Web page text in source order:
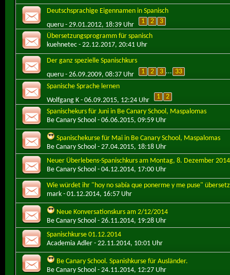
Deutschsprachige Eigennamen in Spanisch
queru - 29.01.2012, 18:39 Uhr 1 2
3
Übersetzungsprogramm für spanisch
kuehnetec - 22.12.2017, 20:41 Uhr
Der ganz spezielle Spanischkurs
queru - 26.09.2009, 08:37 Uhr 1 2 3 ... 33
Spanische Sprache lernen
Wolfgang K - 06.09.2015, 12:24 Uhr 1
2
Spanischekurs für Juni in Be Canary School, Maspalomas
Be Canary School - 06.06.2015, 09:59 Uhr
Spanischekurse für Mai in Be Canary School, Maspalomas
Be Canary School - 27.04.2015, 18:18 Uhr
Neuer Überlebens-Spanischkurs am Montag, 8. Dezember 2014
Be Canary School - 04.12.2014, 17:00 Uhr
Wie würdet ihr "hoy no sabía que ponerme y me puse"
mark - 01.12.2014, 16:57 Uhr
Neue Konversationskurs am 2/12/2014
Be Canary School - 26.11.2014, 19:28 Uhr
Spanischkurse 01.12.2014
Academia Adler - 22.11.2014, 10:01 Uhr
Be Canary School. Spanishkurse für Ausländer.
Be Canary School - 24.11.2014, 12:27 Uhr